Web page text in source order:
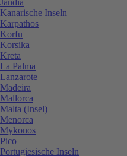
Kanarische Inseln
Karpathos
Korfu
Korsika
Kreta
La Palma
Lanzarote
Madeira
Mallorca
Malta (Insel)
Menorca
Mykonos
Pico
Portugiesische Inseln